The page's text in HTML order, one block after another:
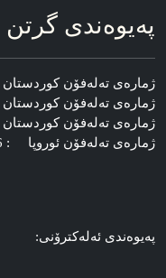
په‌یوه‌ندی گرتن
ژماره‌ی ته‌له‌فۆن کوردستان : 07506206655
ژماره‌ی ته‌له‌فۆن کوردستان : 07504687209
ژماره‌ی ته‌له‌فۆن کوردستان : 07504497138
ژماره‌ی ته‌له‌فۆن ئوروپا : 0767676746 (0046)
په‌یوه‌ندی ئه‌له‌کترۆنی: